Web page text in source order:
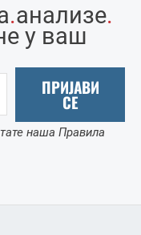
.анализе.
у ваш
ПРИЈАВИ
СЕ
наша Правила